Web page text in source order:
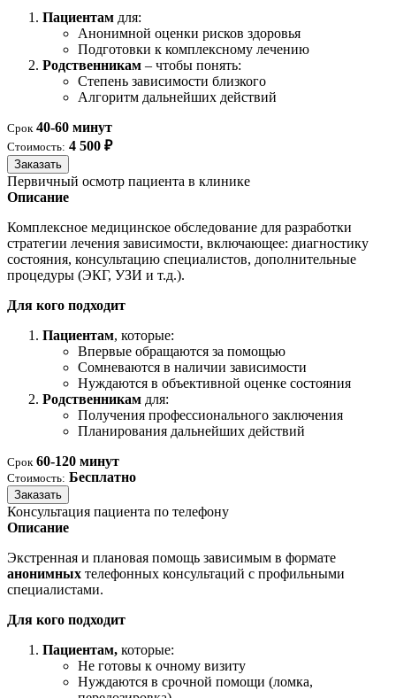
Пациентам для:
Анонимной оценки рисков здоровья
Подготовки к комплексному лечению
Родственникам – чтобы понять:
Степень зависимости близкого
Алгоритм дальнейших действий
Срок 40-60 минут
Стоимость: 4 500 ₽
Заказать
Первичный осмотр пациента в клинике
Описание
Комплексное медицинское обследование для разработки
стратегии лечения зависимости, включающее: диагностику
состояния, консультацию специалистов, дополнительные
процедуры (ЭКГ, УЗИ и т.д.).
Для кого подходит
Пациентам, которые:
Впервые обращаются за помощью
Сомневаются в наличии зависимости
Нуждаются в объективной оценке состояния
Родственникам для:
Получения профессионального заключения
Планирования дальнейших действий
Срок 60-120 минут
Стоимость: Бесплатно
Заказать
Консультация пациента по телефону
Описание
Экстренная и плановая помощь зависимым в формате
анонимных телефонных консультаций с профильными
специалистами.
Для кого подходит
Пациентам, которые:
Не готовы к очному визиту
Нуждаются в срочной помощи (ломка,